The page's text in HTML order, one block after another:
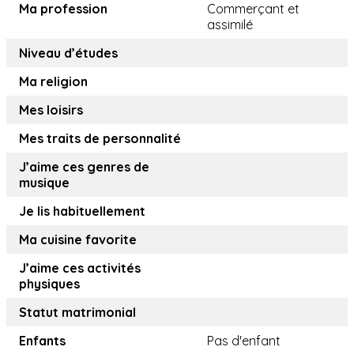
Ma profession
Commerçant et
assimilé
Niveau d’études
Ma religion
Mes loisirs
Mes traits de personnalité
J’aime ces genres de
musique
Je lis habituellement
Ma cuisine favorite
J’aime ces activités
physiques
Statut matrimonial
Enfants
Pas d'enfant